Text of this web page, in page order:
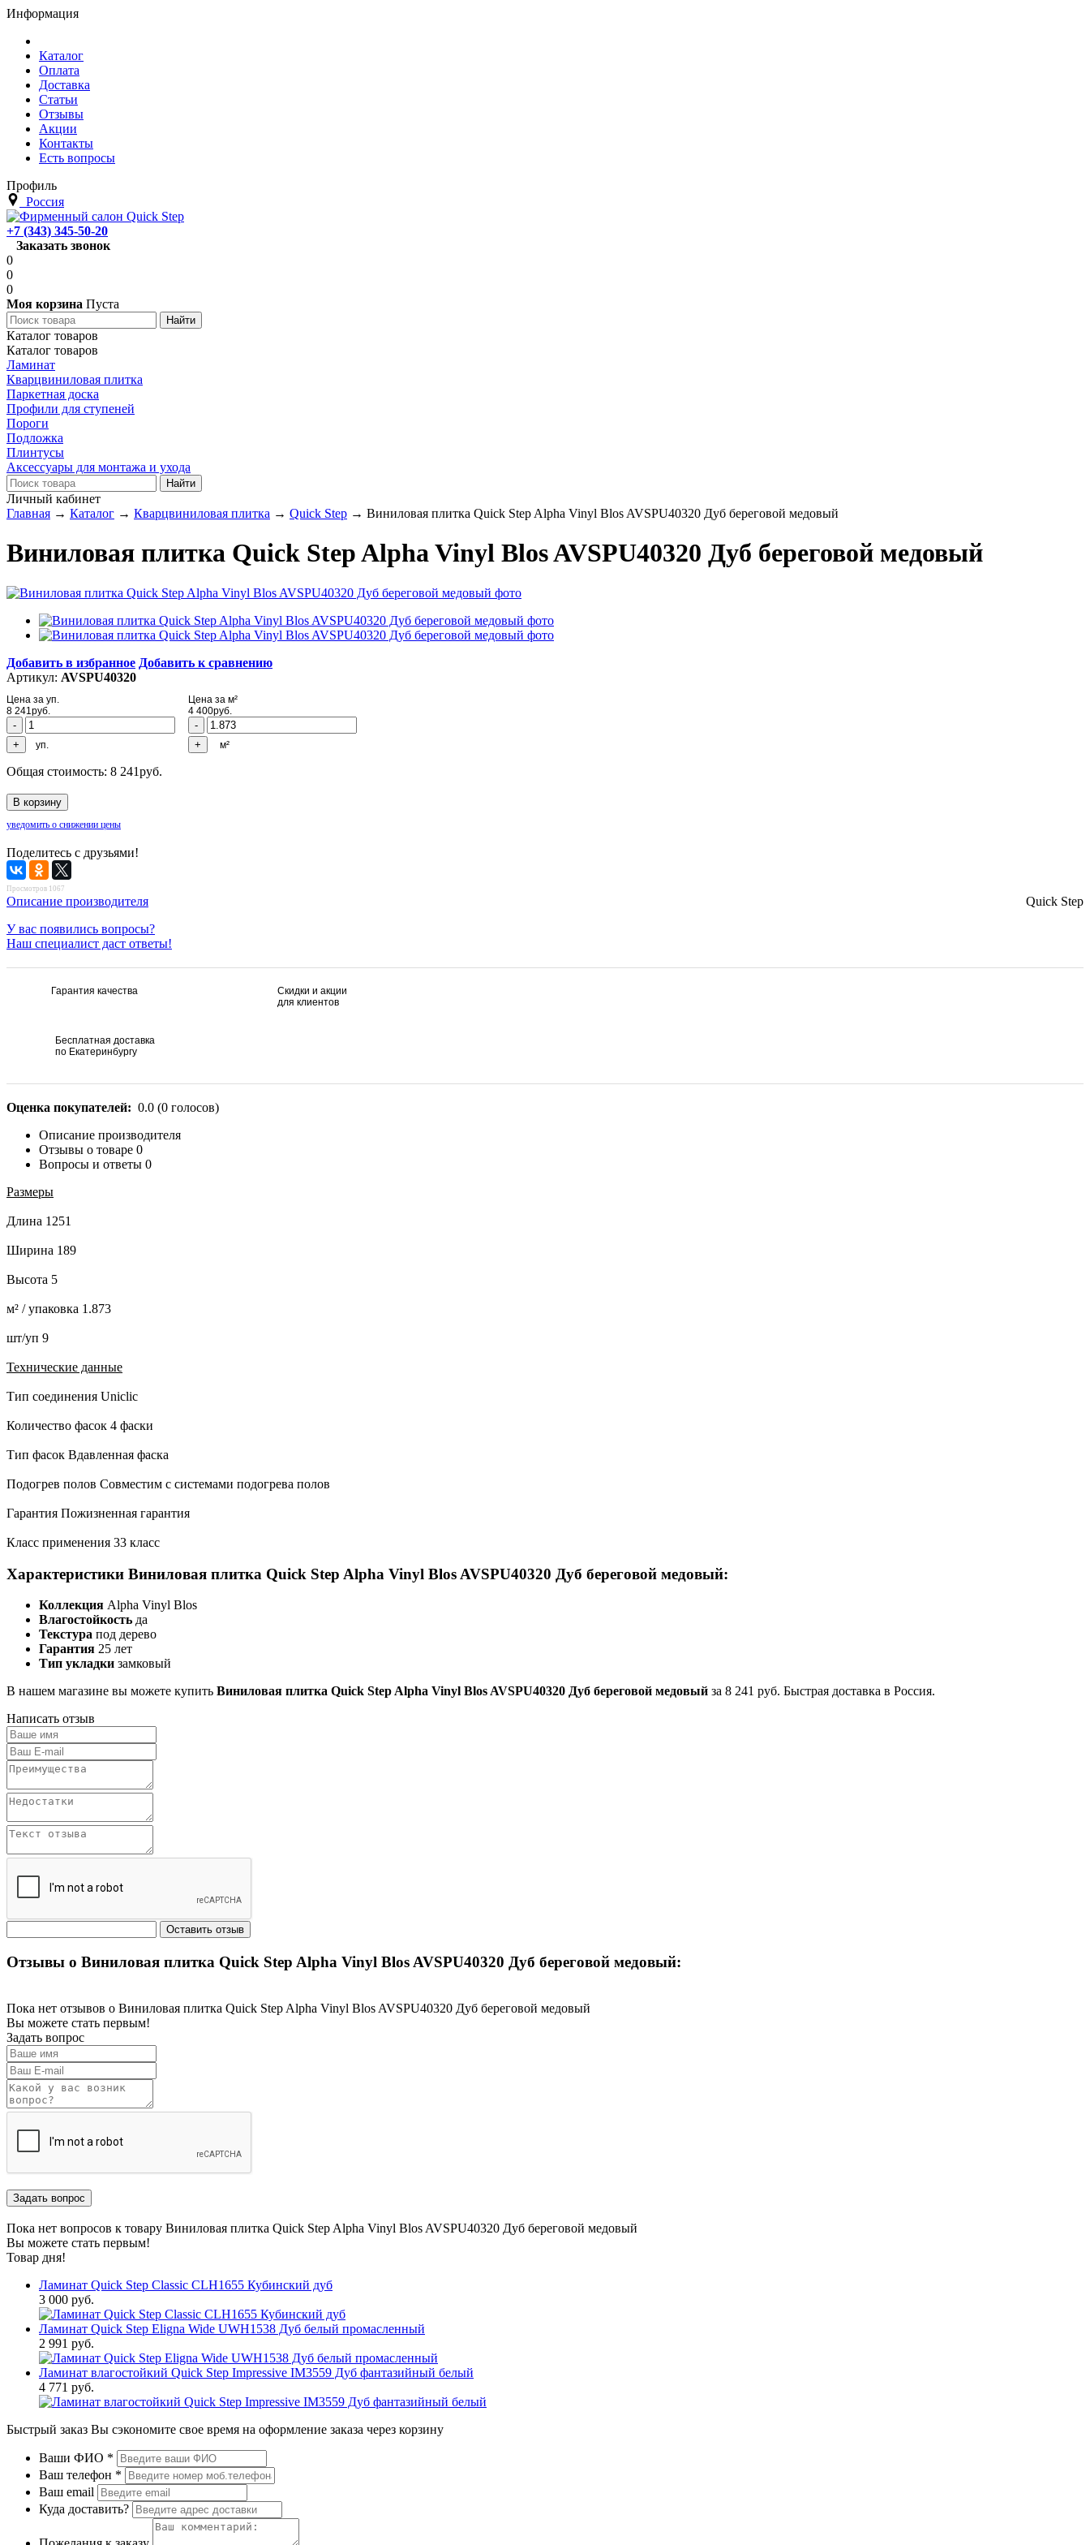
Информация
Каталог
Оплата
Доставка
Статьи
Отзывы
Акции
Контакты
Есть вопросы
Профиль
Россия
+7 (343) 345-50-20
Заказать звонок
0
0
0
Моя корзина Пуста
Каталог товаров
Каталог товаров
Ламинат
Кварцвиниловая плитка
Паркетная доска
Профили для ступеней
Пороги
Подложка
Плинтусы
Аксессуары для монтажа и ухода
Личный кабинет
Главная → Каталог → Кварцвиниловая плитка → Quick Step → Виниловая плитка Quick Step Alpha Vinyl Blos AVSPU40320 Дуб береговой медовый
Виниловая плитка Quick Step Alpha Vinyl Blos AVSPU40320 Дуб береговой медовый
Добавить в избранное Добавить к сравнению
Артикул: AVSPU40320
Цена за уп.
8 241руб.
уп.
Цена за м²
4 400руб.
м²
Общая стоимость: 8 241руб.
уведомить о снижении цены
Поделитесь с друзьями!
Просмотров 1067
Quick Step
Описание производителя
У вас появились вопросы?
Наш специалист даст ответы!
Гарантия качества
Скидки и акции
для клиентов
Бесплатная доставка
по Екатеринбургу
Оценка покупателей: 0.0 (0 голосов)
Описание производителя
Отзывы о товаре 0
Вопросы и ответы 0
Размеры
Длина 1251
Ширина 189
Высота 5
м² / упаковка 1.873
шт/уп 9
Технические данные
Тип соединения Uniclic
Количество фасок 4 фаски
Тип фасок Вдавленная фаска
Подогрев полов Совместим с системами подогрева полов
Гарантия Пожизненная гарантия
Класс применения 33 класс
Характеристики Виниловая плитка Quick Step Alpha Vinyl Blos AVSPU40320 Дуб береговой медовый:
Коллекция Alpha Vinyl Blos
Влагостойкость да
Текстура под дерево
Гарантия 25 лет
Тип укладки замковый
В нашем магазине вы можете купить Виниловая плитка Quick Step Alpha Vinyl Blos AVSPU40320 Дуб береговой медовый за 8 241 руб. Быстрая доставка в Россия.
Написать отзыв
Отзывы о Виниловая плитка Quick Step Alpha Vinyl Blos AVSPU40320 Дуб береговой медовый:
Пока нет отзывов о Виниловая плитка Quick Step Alpha Vinyl Blos AVSPU40320 Дуб береговой медовый
Вы можете стать первым!
Задать вопрос
Пока нет вопросов к товару Виниловая плитка Quick Step Alpha Vinyl Blos AVSPU40320 Дуб береговой медовый
Вы можете стать первым!
Товар дня!
Ламинат Quick Step Classic CLH1655 Кубинский дуб
3 000 руб.
Ламинат Quick Step Eligna Wide UWH1538 Дуб белый промасленный
2 991 руб.
Ламинат влагостойкий Quick Step Impressive IM3559 Дуб фантазийный белый
4 771 руб.
Быстрый заказ Вы сэкономите свое время на оформление заказа через корзину
Ваши ФИО *
Ваш телефон *
Ваш email
Куда доставить?